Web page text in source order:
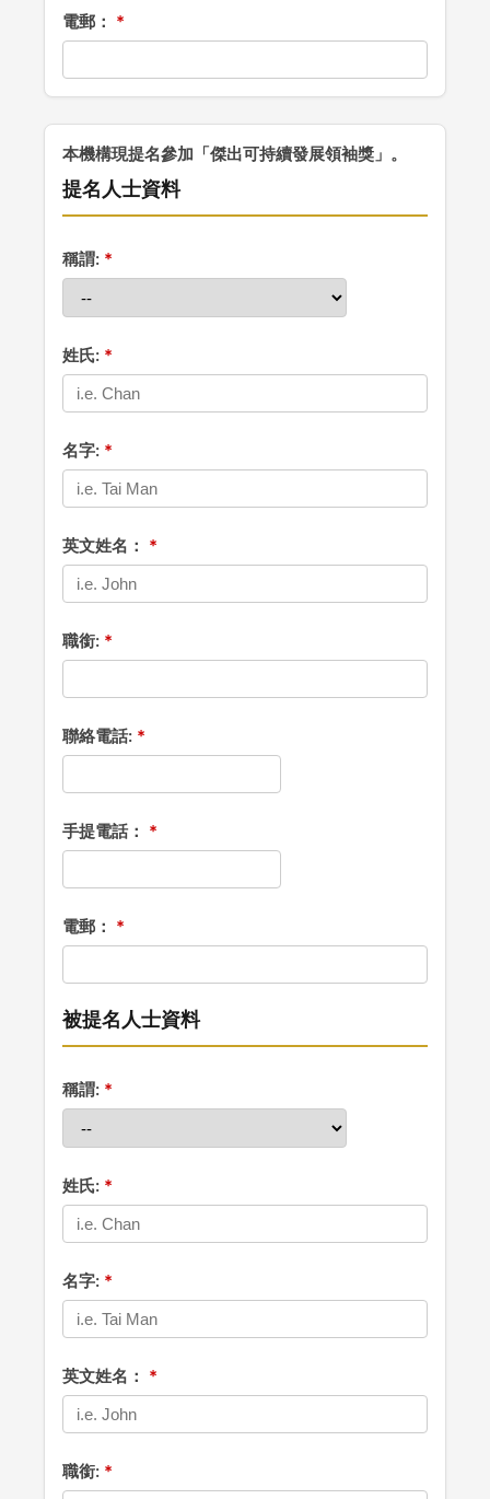
電郵：
本機構現提名參加「傑出可持續發展領袖獎」。
提名人士資料
稱謂:
姓氏:
名字:
英文姓名：
職銜:
聯絡電話:
手提電話：
電郵：
被提名人士資料
稱謂:
姓氏:
名字:
英文姓名：
職銜: